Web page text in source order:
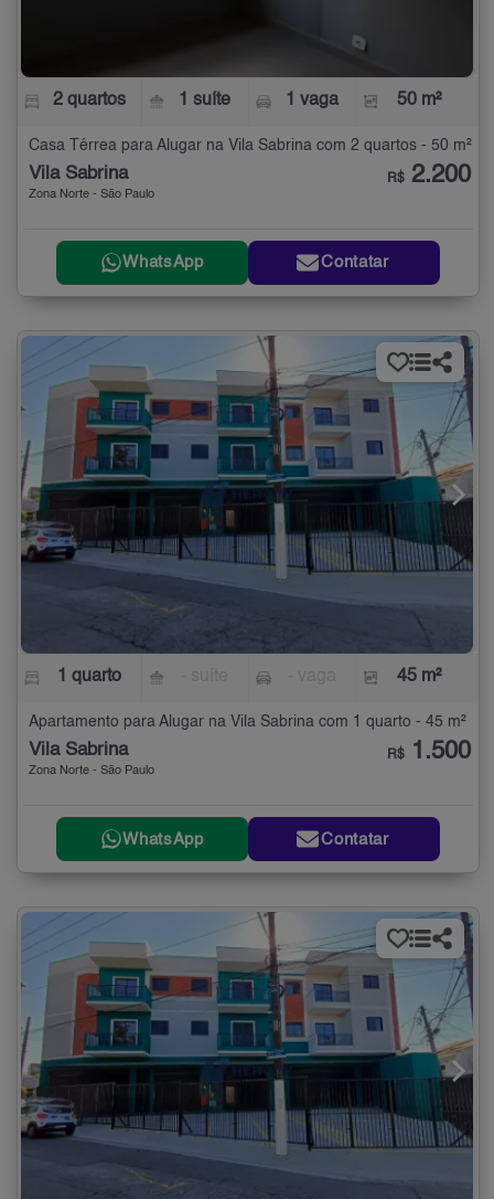
2 quartos 1 suíte 1 vaga 50 m²
Casa Térrea para Alugar na Vila Sabrina com 2 quartos - 50 m²
Vila Sabrina
Zona Norte - São Paulo
R$ 2.200
WhatsApp Contatar
1 quarto 45 m²
Apartamento para Alugar na Vila Sabrina com 1 quarto - 45 m²
Vila Sabrina
Zona Norte - São Paulo
R$ 1.500
WhatsApp Contatar